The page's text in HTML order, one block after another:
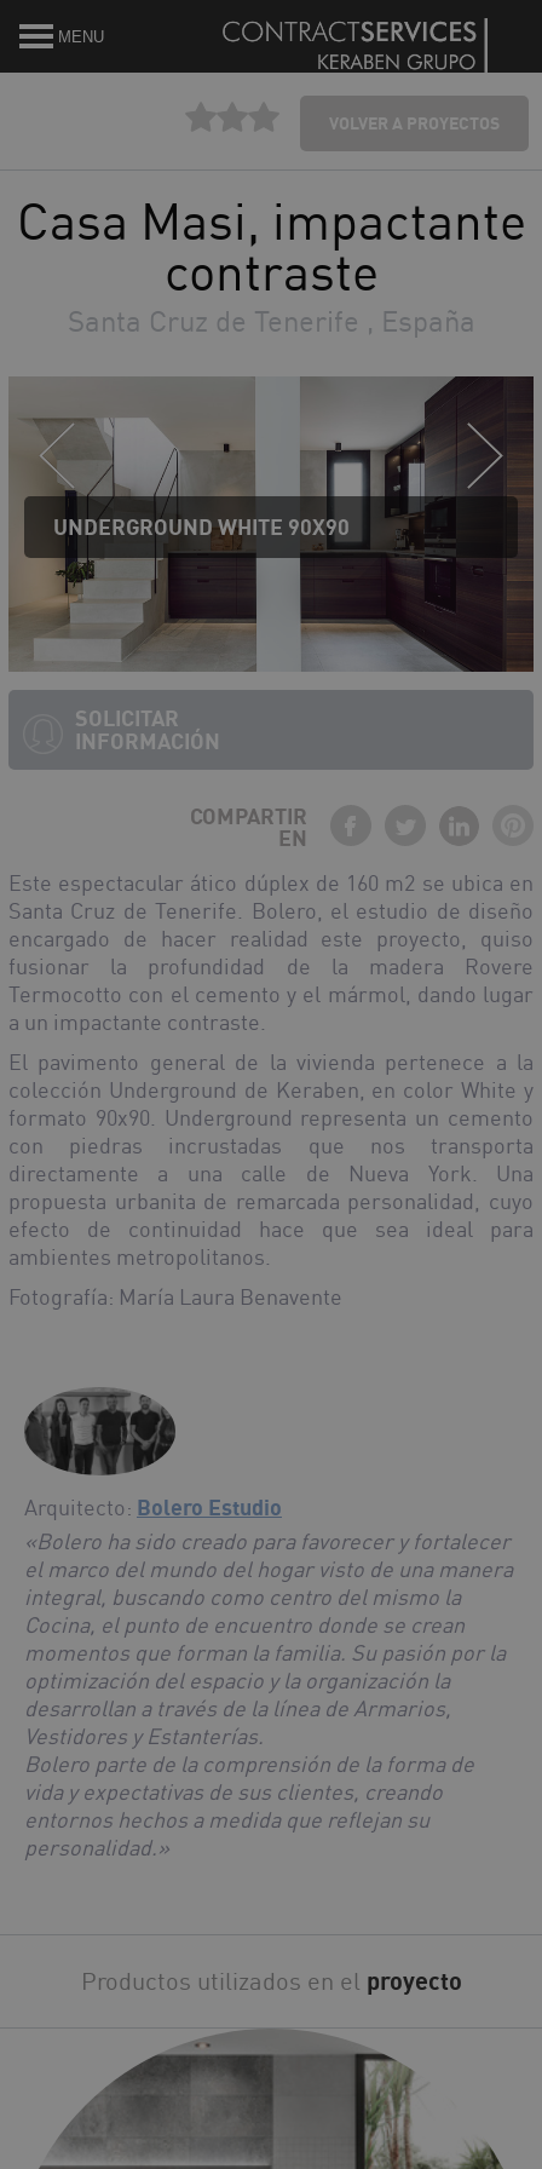
MENU
VOLVER A PROYECTOS
Casa Masi, impactante
contraste
Santa Cruz de Tenerife , España
SOLICITAR
INFORMACIÓN
UNDERGROUND WHITE 90X90
COMPARTIR
EN
Este espectacular ático dúplex de 160 m2 se ubica en
Santa Cruz de Tenerife. Bolero, el estudio de diseño
encargado de hacer realidad este proyecto, quiso
fusionar la profundidad de la madera Rovere
Termocotto con el cemento y el mármol, dando lugar
a un impactante contraste.
El pavimento general de la vivienda pertenece a la
colección Underground de Keraben, en color White y
formato 90x90. Underground representa un cemento
con piedras incrustadas que nos transporta
directamente a una calle de Nueva York. Una
propuesta urbanita de remarcada personalidad, cuyo
efecto de continuidad hace que sea ideal para
ambientes metropolitanos.
Fotografía: María Laura Benavente
Arquitecto: Bolero Estudio
«Bolero ha sido creado para favorecer y fortalecer
el marco del mundo del hogar visto de una manera
integral, buscando como centro del mismo la
Cocina, el punto de encuentro donde se crean
momentos que forman la familia. Su pasión por la
optimización del espacio y la organización la
desarrollan a través de la línea de Armarios,
Vestidores y Estanterías.
Bolero parte de la comprensión de la forma de
vida y expectativas de sus clientes, creando
entornos hechos a medida que reflejan su
personalidad.»
Productos utilizados en el proyecto